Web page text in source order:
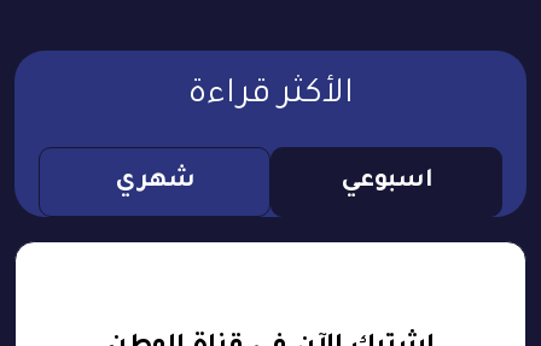
الأكثر قراءة
اسبوعي شهري